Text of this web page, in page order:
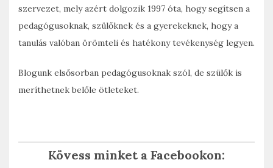
szervezet, mely azért dolgozik 1997 óta, hogy segítsen a
pedagógusoknak, szülőknek és a gyerekeknek, hogy a
tanulás valóban örömteli és hatékony tevékenység legyen.
Blogunk elsősorban pedagógusoknak szól, de szülők is
meríthetnek belőle ötleteket.
Kövess minket a Facebookon: